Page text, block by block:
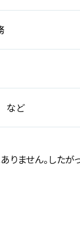
など
ません。した